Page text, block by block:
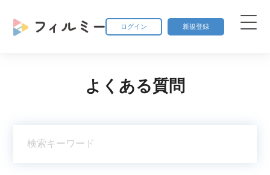
ログイン 新規登録
よくある質問